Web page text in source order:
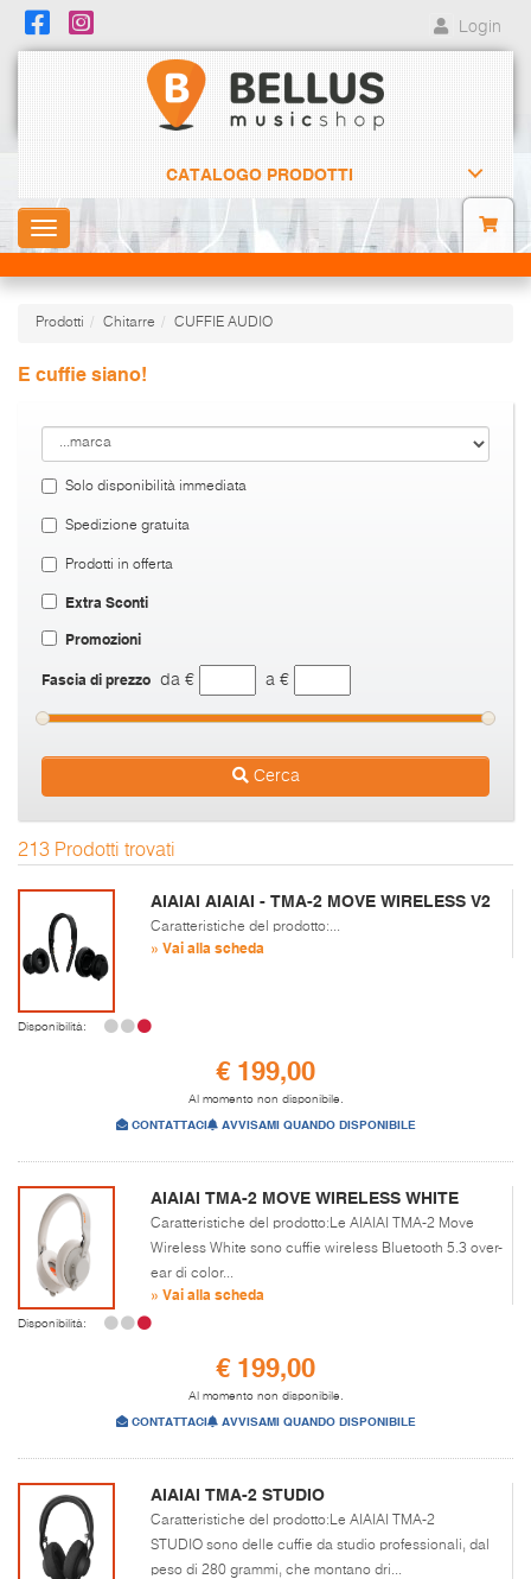
Login
CATALOGO PRODOTTI
Toggle
navigation
Prodotti Chitarre CUFFIE AUDIO
E cuffie siano!
Solo disponibilità immediata
Spedizione gratuita
Prodotti in offerta
Extra Sconti
Promozioni
Fascia di prezzo da € a €
Cerca
213 Prodotti trovati
AIAIAI AIAIAI - TMA-2 MOVE WIRELESS V2
Caratteristiche del prodotto:...
» Vai alla scheda
Disponibilità:
€ 199,00
Al momento non disponibile.
CONTATTACI AVVISAMI QUANDO DISPONIBILE
AIAIAI TMA-2 MOVE WIRELESS WHITE
Caratteristiche del prodotto:Le AIAIAI TMA-2 Move
Wireless White sono cuffie wireless Bluetooth 5.3 over-
ear di color...
» Vai alla scheda
Disponibilità:
€ 199,00
Al momento non disponibile.
CONTATTACI AVVISAMI QUANDO DISPONIBILE
AIAIAI TMA-2 STUDIO
Caratteristiche del prodotto:Le AIAIAI TMA-2
STUDIO sono delle cuffie da studio professionali, dal
peso di 280 grammi, che montano dri...